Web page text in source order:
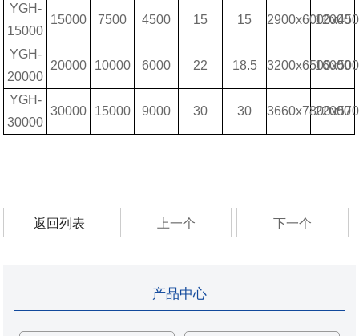
YGH-
15000
15000 7500 4500 15 15 12000
YGH-
20000
20000 10000 6000 22 18.5 16000
YGH-
30000
30000 15000 9000 30 30 22000
返回列表 上一个 下一个
产品中心